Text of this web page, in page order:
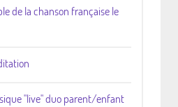
de la chanson française le
"live" duo parent/enfant